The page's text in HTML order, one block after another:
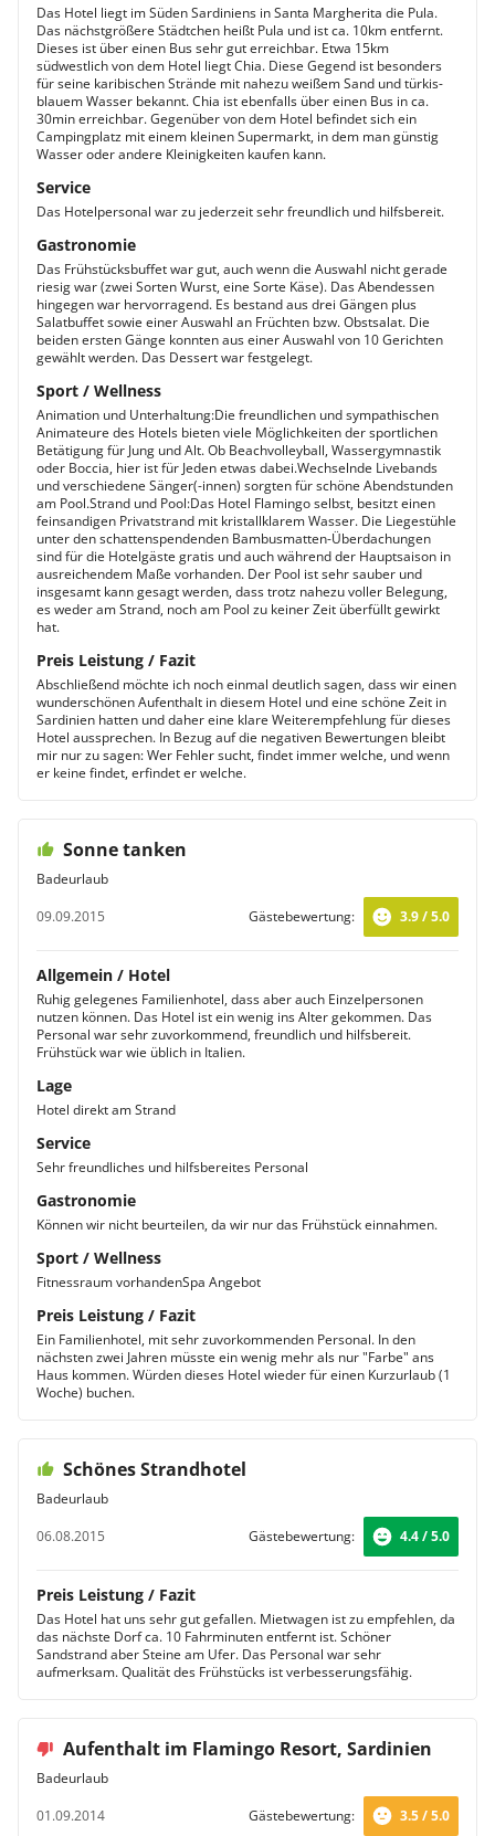
Das Hotel liegt im Süden Sardiniens in Santa Margherita die Pula.
Das nächstgrößere Städtchen heißt Pula und ist ca. 10km entfernt.
Dieses ist über einen Bus sehr gut erreichbar. Etwa 15km
südwestlich von dem Hotel liegt Chia. Diese Gegend ist besonders
für seine karibischen Strände mit nahezu weißem Sand und türkis-
blauem Wasser bekannt. Chia ist ebenfalls über einen Bus in ca.
30min erreichbar. Gegenüber von dem Hotel befindet sich ein
Campingplatz mit einem kleinen Supermarkt, in dem man günstig
Wasser oder andere Kleinigkeiten kaufen kann.
Service
Das Hotelpersonal war zu jederzeit sehr freundlich und hilfsbereit.
Gastronomie
Das Frühstücksbuffet war gut, auch wenn die Auswahl nicht gerade
riesig war (zwei Sorten Wurst, eine Sorte Käse). Das Abendessen
hingegen war hervorragend. Es bestand aus drei Gängen plus
Salatbuffet sowie einer Auswahl an Früchten bzw. Obstsalat. Die
beiden ersten Gänge konnten aus einer Auswahl von 10 Gerichten
gewählt werden. Das Dessert war festgelegt.
Sport / Wellness
Animation und Unterhaltung:Die freundlichen und sympathischen
Animateure des Hotels bieten viele Möglichkeiten der sportlichen
Betätigung für Jung und Alt. Ob Beachvolleyball, Wassergymnastik
oder Boccia, hier ist für Jeden etwas dabei.Wechselnde Livebands
und verschiedene Sänger(-innen) sorgten für schöne Abendstunden
am Pool.Strand und Pool:Das Hotel Flamingo selbst, besitzt einen
feinsandigen Privatstrand mit kristallklarem Wasser. Die Liegestühle
unter den schattenspendenden Bambusmatten-Überdachungen
sind für die Hotelgäste gratis und auch während der Hauptsaison in
ausreichendem Maße vorhanden. Der Pool ist sehr sauber und
insgesamt kann gesagt werden, dass trotz nahezu voller Belegung,
es weder am Strand, noch am Pool zu keiner Zeit überfüllt gewirkt
hat.
Preis Leistung / Fazit
Abschließend möchte ich noch einmal deutlich sagen, dass wir einen
wunderschönen Aufenthalt in diesem Hotel und eine schöne Zeit in
Sardinien hatten und daher eine klare Weiterempfehlung für dieses
Hotel aussprechen. In Bezug auf die negativen Bewertungen bleibt
mir nur zu sagen: Wer Fehler sucht, findet immer welche, und wenn
er keine findet, erfindet er welche.
Sonne tanken
Badeurlaub
09.09.2015
Gästebewertung: 3.9 / 5.0
Allgemein / Hotel
Ruhig gelegenes Familienhotel, dass aber auch Einzelpersonen
nutzen können. Das Hotel ist ein wenig ins Alter gekommen. Das
Personal war sehr zuvorkommend, freundlich und hilfsbereit.
Frühstück war wie üblich in Italien.
Lage
Hotel direkt am Strand
Service
Sehr freundliches und hilfsbereites Personal
Gastronomie
Können wir nicht beurteilen, da wir nur das Frühstück einnahmen.
Sport / Wellness
Fitnessraum vorhandenSpa Angebot
Preis Leistung / Fazit
Ein Familienhotel, mit sehr zuvorkommenden Personal. In den
nächsten zwei Jahren müsste ein wenig mehr als nur "Farbe" ans
Haus kommen. Würden dieses Hotel wieder für einen Kurzurlaub (1
Woche) buchen.
Schönes Strandhotel
Badeurlaub
06.08.2015
Gästebewertung: 4.4 / 5.0
Preis Leistung / Fazit
Das Hotel hat uns sehr gut gefallen. Mietwagen ist zu empfehlen, da
das nächste Dorf ca. 10 Fahrminuten entfernt ist. Schöner
Sandstrand aber Steine am Ufer. Das Personal war sehr
aufmerksam. Qualität des Frühstücks ist verbesserungsfähig.
Aufenthalt im Flamingo Resort, Sardinien
Badeurlaub
01.09.2014
Gästebewertung: 3.5 / 5.0